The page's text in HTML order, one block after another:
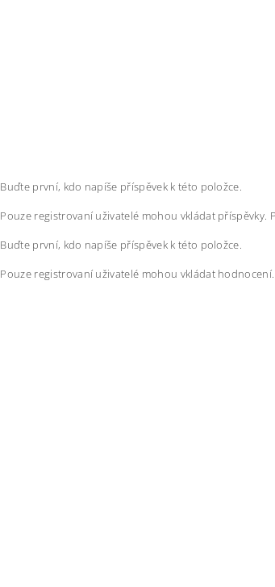
Buďte první, kdo napíše příspěvek k této položce.
Pouze registrovaní uživatelé mohou vkládat příspěvky.
Buďte první, kdo napíše příspěvek k této položce.
Pouze registrovaní uživatelé mohou vkládat